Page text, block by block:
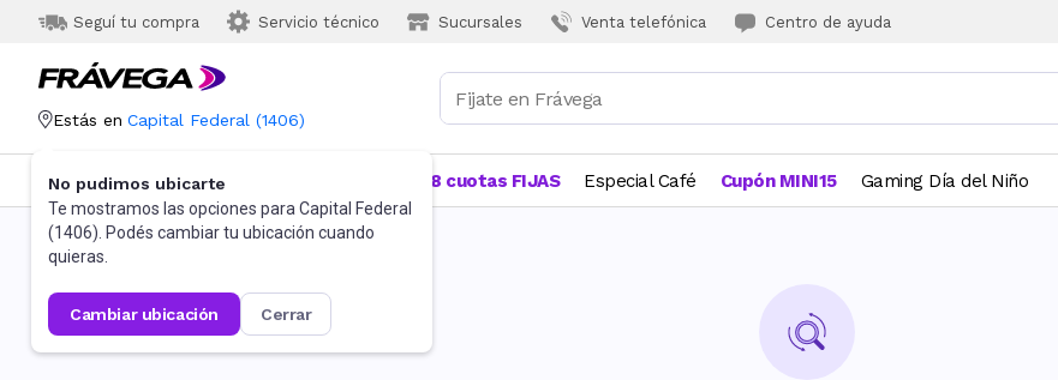
Seguí tu compra Servicio técnico Sucursales Venta telefónica Centro de ayuda
Estás en Capital Federal (1406)
No pudimos ubicarte
Te mostramos las opciones para Capital Federal
(1406). Podés cambiar tu ubicación cuando
quieras.
cambiar ubicación cerrar
Categorías Más Vendidos 18 cuotas FIJAS Especial Café Cupón MINI15 Gaming Día del Niño